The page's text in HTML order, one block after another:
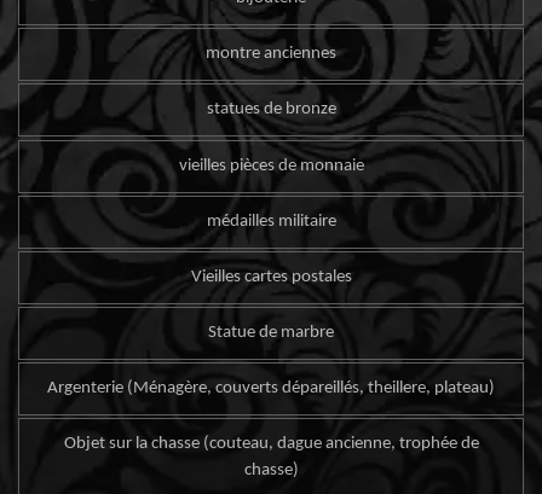
montre anciennes
statues de bronze
vieilles pièces de monnaie
médailles militaire
Vieilles cartes postales
Statue de marbre
Argenterie (Ménagère, couverts dépareillés, theillere, plateau)
Objet sur la chasse (couteau, dague ancienne, trophée de
chasse)